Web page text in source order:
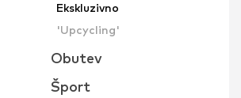
Ekskluzivno
'Upcycling'
Obutev
Šport